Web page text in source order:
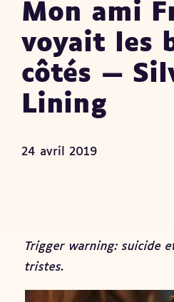
Mon ami
voyait les
côtés —
Lining
24 avril 2019
Trigger warning: suicide
tristes.